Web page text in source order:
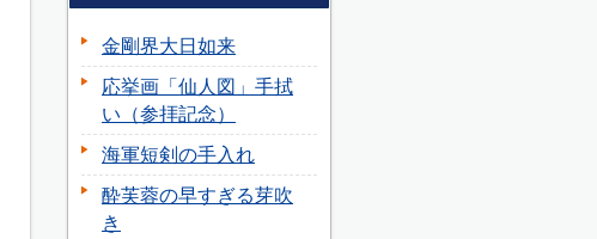
金剛界大日如来
応挙画「仙人図」手拭
い（参拝記念）
海軍短剣の手入れ
酔芙蓉の早すぎる芽吹
き